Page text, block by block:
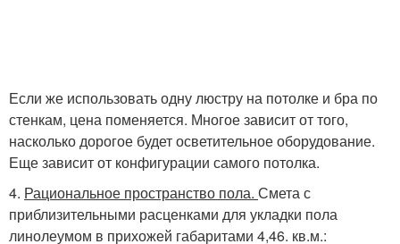
Если же использовать одну люстру на потолке и бра по
стенкам, цена поменяется. Многое зависит от того,
насколько дорогое будет осветительное оборудование.
Еще зависит от конфигурации самого потолка.
4. Рациональное пространство пола. Смета с
приблизительными расценками для укладки пола
линолеумом в прихожей габаритами 4,46. кв.м.: